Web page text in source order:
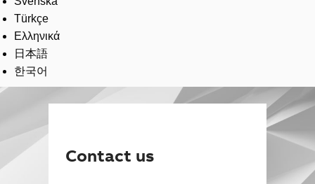
Türkçe
Ελληνικά
日本語
한국어
Contact us